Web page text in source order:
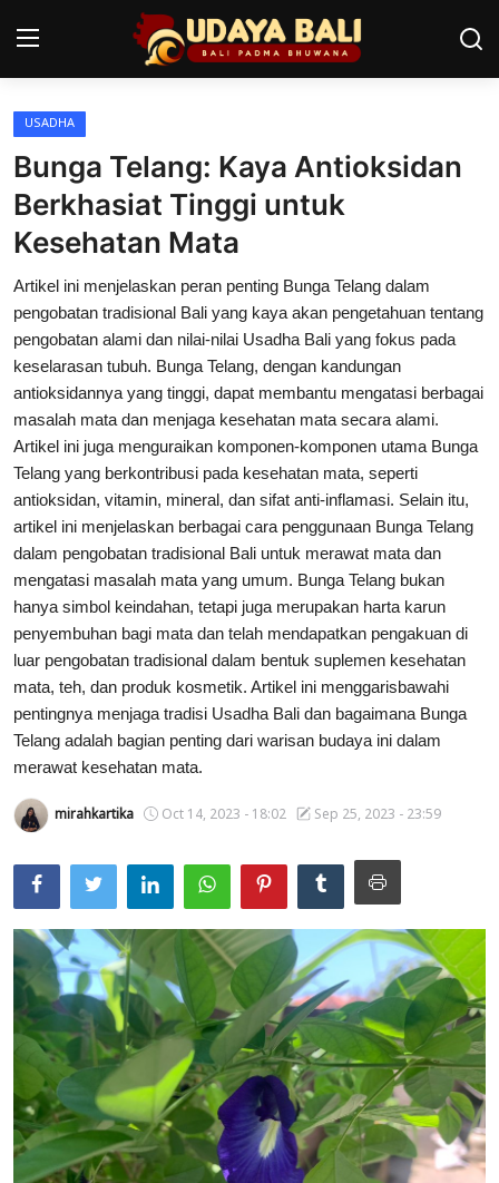
Home
Pura
Desa Adat
Tradisi
Kearifan lokal
Alam Bali
Seni
Kisah
Usadha
Indonesia
USADHA
Bunga Telang: Kaya Antioksidan
Berkhasiat Tinggi untuk
Kesehatan Mata
Artikel ini menjelaskan peran penting Bunga Telang dalam
pengobatan tradisional Bali yang kaya akan pengetahuan tentang
pengobatan alami dan nilai-nilai Usadha Bali yang fokus pada
keselarasan tubuh. Bunga Telang, dengan kandungan
antioksidannya yang tinggi, dapat membantu mengatasi berbagai
masalah mata dan menjaga kesehatan mata secara alami.
Artikel ini juga menguraikan komponen-komponen utama Bunga
Telang yang berkontribusi pada kesehatan mata, seperti
antioksidan, vitamin, mineral, dan sifat anti-inflamasi. Selain itu,
artikel ini menjelaskan berbagai cara penggunaan Bunga Telang
dalam pengobatan tradisional Bali untuk merawat mata dan
mengatasi masalah mata yang umum. Bunga Telang bukan
hanya simbol keindahan, tetapi juga merupakan harta karun
penyembuhan bagi mata dan telah mendapatkan pengakuan di
luar pengobatan tradisional dalam bentuk suplemen kesehatan
mata, teh, dan produk kosmetik. Artikel ini menggarisbawahi
pentingnya menjaga tradisi Usadha Bali dan bagaimana Bunga
Telang adalah bagian penting dari warisan budaya ini dalam
merawat kesehatan mata.
mirahkartika Oct 14, 2023 - 18:02 Sep 25, 2023 - 23:59